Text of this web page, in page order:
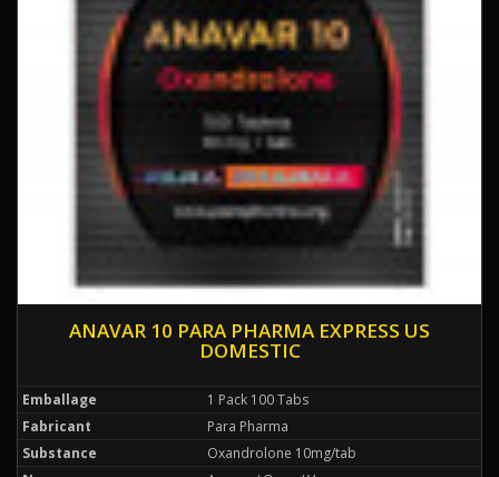
ANAVAR 10 PARA PHARMA EXPRESS US
DOMESTIC
Emballage
1 Pack 100 Tabs
Fabricant
Para Pharma
Substance
Oxandrolone 10mg/tab